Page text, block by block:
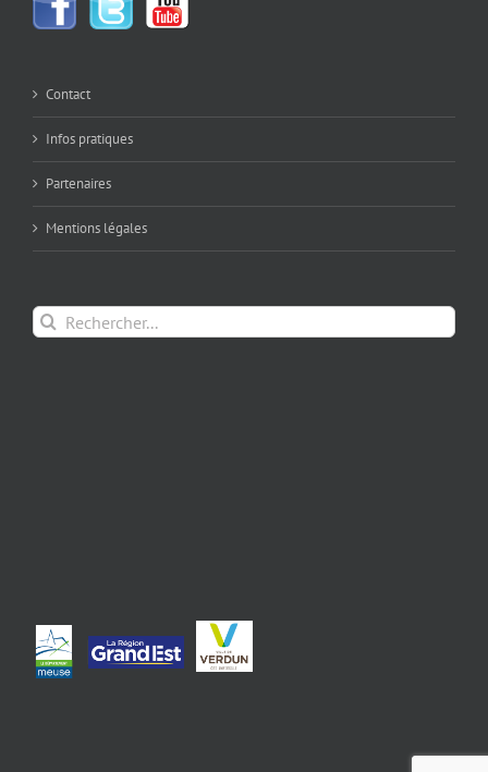
Contact
Infos pratiques
Partenaires
Mentions légales
Rechercher: